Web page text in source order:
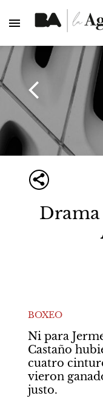
Drama
BOXEO
Ni para
Castaño
cuatro
vieron
justo.